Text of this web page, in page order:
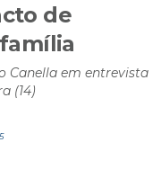
de
Canella em entrevista
(14)